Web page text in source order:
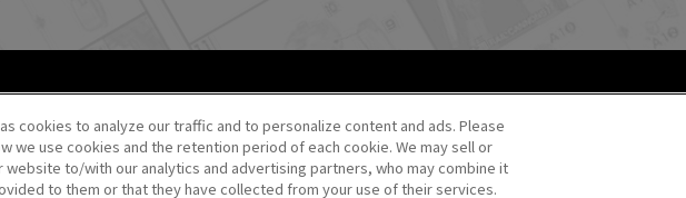
RIGHTS RESERVED.
ンライズ・MBS
・SUNRISE・MBS
FREAK・TV Tokyo・ShoPro・JR Kikaku ©Pokémon
Inc./GAME FREAK inc.
cookies to analyze our traffic and to personalize content and ads. Please
we use cookies and the retention period of each cookie. We may sell or
to/with our analytics and advertising partners, who may combine it
to them or that they have collected from your use of their services.